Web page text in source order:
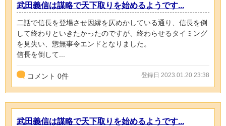
武田義信は謀略で天下取りを始めるようです...
二話で信長を登場させ因縁を仄めかしている通り、信長を倒
して終わりといきたかったのですが、終わらせるタイミング
を見失い、惣無事令エンドとなりました。
信長を倒して...
コメント 0件 登録日 2023.01.20 23:38
武田義信は謀略で天下取りを始めるようです...